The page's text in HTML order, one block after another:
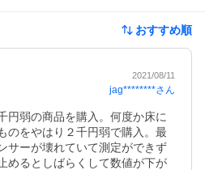
おすすめ順
2021/08/11
jag********さん
円弱の商品を購入。何度か床に
のをやはり２千円弱で購入。最
サーが壊れていて測定ができず
めるとしばらくして数値が下が